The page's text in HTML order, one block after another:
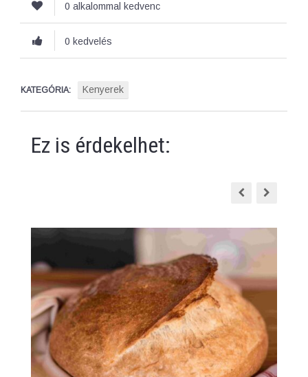
0 alkalommal kedvenc
0 kedvelés
KATEGÓRIA: Kenyerek
Ez is érdekelhet: